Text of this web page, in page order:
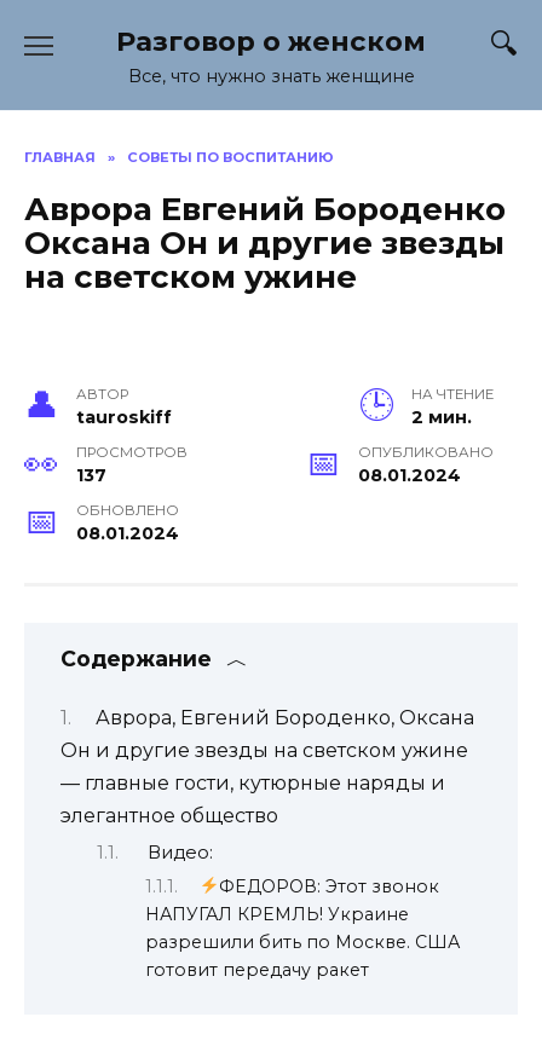
содержанию
Разговор о женском
Все, что нужно знать женщине
ГЛАВНАЯ » СОВЕТЫ ПО ВОСПИТАНИЮ
Аврора Евгений Бороденко
Оксана Он и другие звезды
на светском ужине
АВТОР
tauroskiff
НА ЧТЕНИЕ
2 мин.
ПРОСМОТРОВ
137
ОПУБЛИКОВАНО
08.01.2024
ОБНОВЛЕНО
08.01.2024
Содержание
Аврора, Евгений Бороденко, Оксана
Он и другие звезды на светском ужине
— главные гости, кутюрные наряды и
элегантное общество
Видео:
ФЕДОРОВ: Этот звонок
НАПУГАЛ КРЕМЛЬ! Украине
разрешили бить по Москве. США
готовит передачу ракет